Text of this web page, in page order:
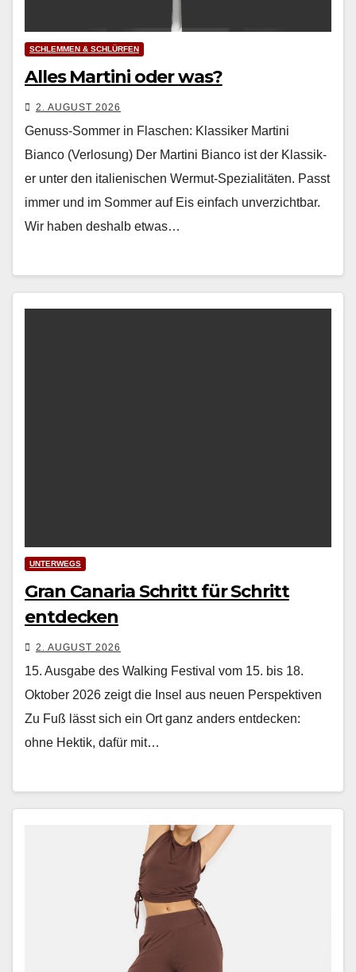
SCHLEMMEN & SCHLÜRFEN
Alles Martini oder was?
2. AUGUST 2026
Genuss-Sommer in Flaschen: Klassiker Martini
Bianco (Verlosung) Der Mar­ti­ni Bian­co ist der Klas­sik­
er unter den ital­ienis­chen Wer­mut-Spezial­itäten. Passt
immer und im Som­mer auf Eis ein­fach unverzicht­bar.
Wir haben deshalb etwas…
UNTERWEGS
Gran Canaria Schritt für Schritt
entdecken
2. AUGUST 2026
15. Ausgabe des Walking Festival vom 15. bis 18.
Oktober 2026 zeigt die Insel aus neuen Perspektiven
Zu Fuß lässt sich ein Ort ganz anders ent­deck­en:
ohne Hek­tik, dafür mit…